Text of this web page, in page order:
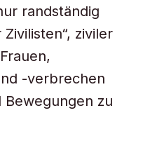
randständig
ziviler
-verbrechen
zu